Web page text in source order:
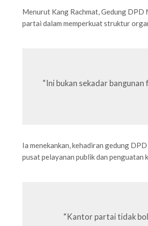
Menurut Kang Rachmat, Gedung DPD
partai dalam memperkuat struktur
“Ini bukan sekadar
Ia menekankan, kehadiran gedung
pusat pelayanan publik dan penguatan
“Kantor partai tidak